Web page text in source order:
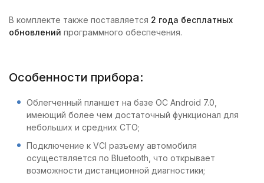
В комплекте также поставляется 2 года бесплатных
обновлений программного обеспечения.
Особенности прибора:
Облегченный планшет на базе ОС Android 7.0,
имеющий более чем достаточный функционал для
небольших и средних СТО;
Подключение к VCI разъему автомобиля
осуществляется по Bluetooth, что открывает
возможности дистанционной диагностики;